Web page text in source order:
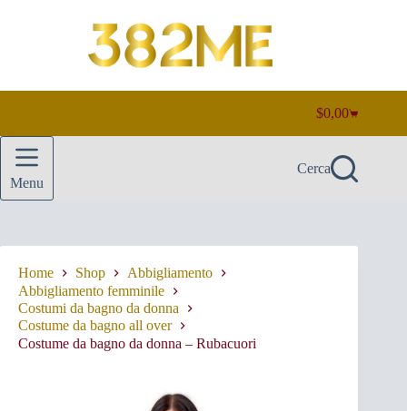
Carrello
$0,00
Menu
Cerca
Home Shop
Abbigliamento
Abbigliamento femminile
Costumi da bagno da donna
Costume da bagno all over
Costume da bagno da donna – Rubacuori